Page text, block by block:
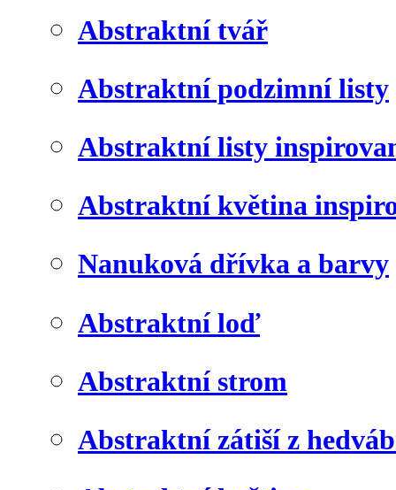
Abstraktní tvář
Abstraktní podzimní listy
Abstraktní listy
Abstraktní květina
Nanuková dřívka a barvy
Abstraktní loď
Abstraktní strom
Abstraktní zátiší z